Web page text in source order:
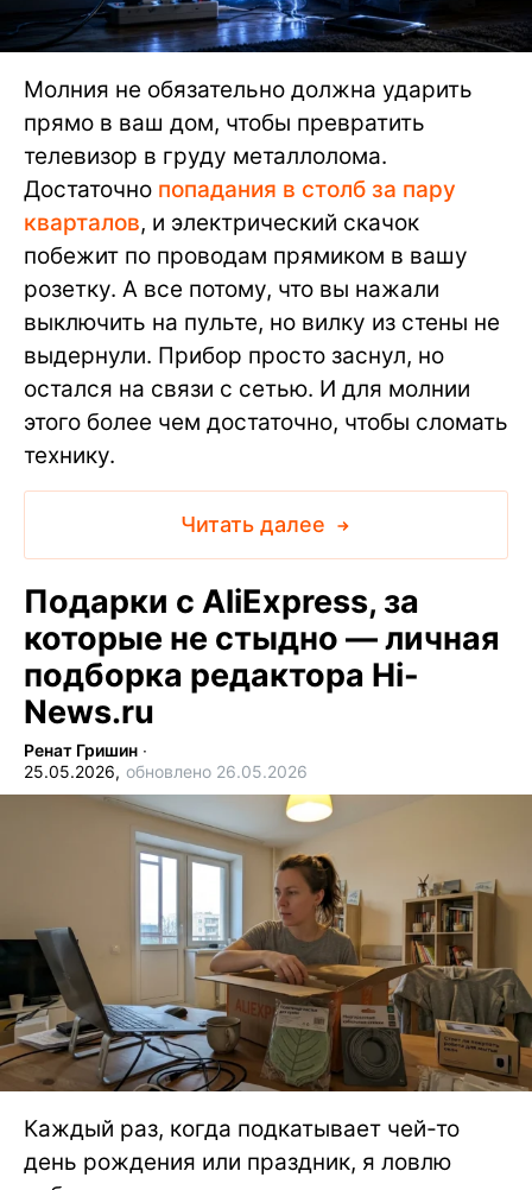
Молния не обязательно должна ударить
прямо в ваш дом, чтобы превратить
телевизор в груду металлолома.
Достаточно попадания в столб за пару
кварталов, и электрический скачок
побежит по проводам прямиком в вашу
розетку. А все потому, что вы нажали
выключить на пульте, но вилку из стены не
выдернули. Прибор просто заснул, но
остался на связи с сетью. И для молнии
этого более чем достаточно, чтобы сломать
технику.
Читать далее
Подарки с AliExpress, за
которые не стыдно — личная
подборка редактора Hi-
News.ru
Ренат Гришин ∙
25.05.2026, обновлено 26.05.2026
Каждый раз, когда подкатывает чей-то
день рождения или праздник, я ловлю